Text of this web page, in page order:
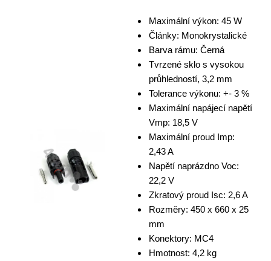
Maximální výkon: 45 W
Články: Monokrystalické
Barva rámu: Černá
Tvrzené sklo s vysokou
průhledností, 3,2 mm
Tolerance výkonu: +- 3 %
Maximální napájecí napětí
Vmp: 18,5 V
Maximální proud Imp:
2,43 A
Napětí naprázdno Voc:
22,2 V
Zkratový proud Isc: 2,6 A
Rozměry: 450 x 660 x 25
mm
Konektory: MC4
Hmotnost: 4,2 kg